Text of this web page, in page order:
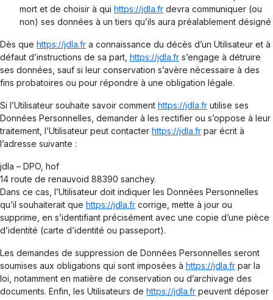
mort et de choisir à qui https://jdla.fr devra communiquer (ou
non) ses données à un tiers qu’ils aura préalablement désigné
Dès que https://jdla.fr a connaissance du décès d’un Utilisateur et à
défaut d’instructions de sa part, https://jdla.fr s’engage à détruire
ses données, sauf si leur conservation s’avère nécessaire à des
fins probatoires ou pour répondre à une obligation légale.
Si l’Utilisateur souhaite savoir comment https://jdla.fr utilise ses
Données Personnelles, demander à les rectifier ou s’oppose à leur
traitement, l’Utilisateur peut contacter https://jdla.fr par écrit à
l’adresse suivante :
jdla – DPO, hof
14 route de renauvoid 88390 sanchey.
Dans ce cas, l’Utilisateur doit indiquer les Données Personnelles
qu’il souhaiterait que https://jdla.fr corrige, mette à jour ou
supprime, en s’identifiant précisément avec une copie d’une pièce
d’identité (carte d’identité ou passeport).
Les demandes de suppression de Données Personnelles seront
soumises aux obligations qui sont imposées à https://jdla.fr par la
loi, notamment en matière de conservation ou d’archivage des
documents. Enfin, les Utilisateurs de https://jdla.fr peuvent déposer